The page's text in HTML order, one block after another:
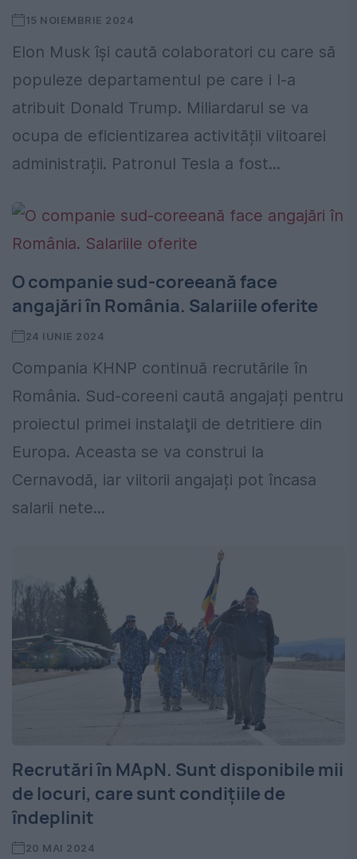
15 NOIEMBRIE 2024
Elon Musk își caută colaboratori cu care să
populeze departamentul pe care i l-a
atribuit Donald Trump. Miliardarul se va
ocupa de eficientizarea activității viitoarei
administrații. Patronul Tesla a fost...
O companie sud-coreeană face
angajări în România. Salariile oferite
24 IUNIE 2024
Compania KHNP continuă recrutările în
România. Sud-coreeni caută angajați pentru
proiectul primei instalaţii de detritiere din
Europa. Aceasta se va construi la
Cernavodă, iar viitorii angajați pot încasa
salarii nete...
Recrutări în MApN. Sunt disponibile mii
de locuri, care sunt condițiile de
îndeplinit
20 MAI 2024